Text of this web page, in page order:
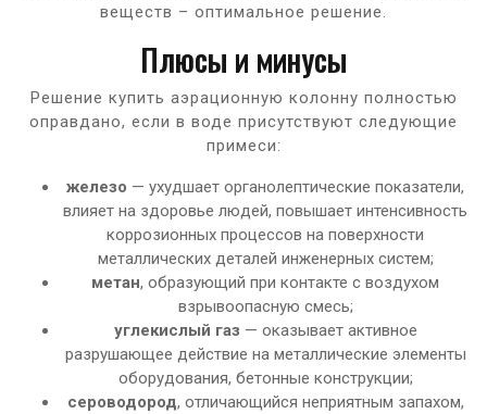
веществ – оптимальное решение.
Плюсы и минусы
Решение купить аэрационную колонну полностью
оправдано, если в воде присутствуют следующие
примеси:
железо — ухудшает органолептические показатели,
влияет на здоровье людей, повышает интенсивность
коррозионных процессов на поверхности
металлических деталей инженерных систем;
метан, образующий при контакте с воздухом
взрывоопасную смесь;
углекислый газ — оказывает активное
разрушающее действие на металлические элементы
оборудования, бетонные конструкции;
сероводород, отличающийся неприятным запахом,